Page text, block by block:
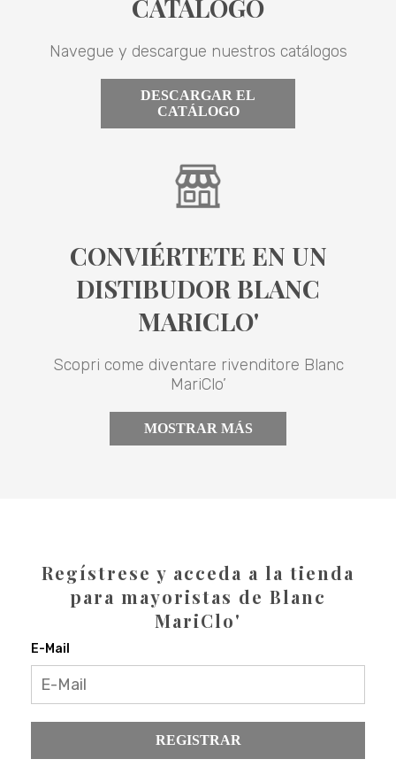
CATÁLOGO
Navegue y descargue nuestros catálogos
DESCARGAR EL
CATÁLOGO
CONVIÉRTETE EN UN
DISTIBUDOR BLANC
MARICLO'
Scopri come diventare rivenditore Blanc
MariClo’
MOSTRAR MÁS
Regístrese y acceda a la tienda
para mayoristas de Blanc
MariClo'
E-Mail
REGISTRAR